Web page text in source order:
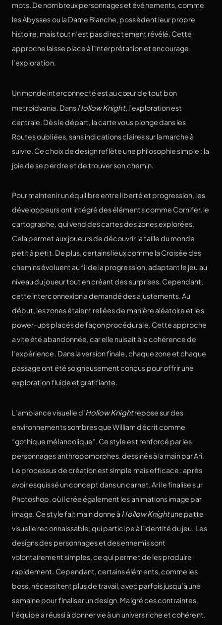
mots. De nombreux personnages et événements, comme
les Abysses ou la Dame Blanche, possèdent leur propre
histoire, mais tout n’est pas directement révélé. Cette
approche laisse place à l’interprétation et encourage
l’exploration.
Un monde interconnecté est au cœur de tout bon
metroidvania. Dans Hollow Knight, l’exploration est
centrale. Dès le départ, la carte vous plonge dans les
Routes oubliées, sans indications claires sur la marche à
suivre. Ce choix de design reflète une philosophie simple : la
joie de se perdre et de trouver son chemin.
Pour maintenir un équilibre entre liberté et progression, les
développeurs ont intégré des éléments comme Cornifer, le
cartographe, qui vend des cartes des zones explorées.
Cela permet aux joueurs de découvrir la taille du monde
petit à petit. De plus, certains lieux comme la Croisée des
chemins évoluent au fil de la progression, adaptant le jeu au
niveau du joueur tout en créant des surprises. Cependant,
cette interconnexion a demandé des ajustements. Au
début, les zones étaient reliées de manière aléatoire et les
power-ups placés de façon procédurale. Cette approche
a vite été abandonnée, car elle nuisait à la cohérence de
l’expérience. Dans la version finale, chaque zone et chaque
passage ont été soigneusement conçus pour offrir une
exploration fluide et gratifiante.
L’ambiance visuelle d’Hollow Knightrepose sur des
environnements sombres que William décrit comme
“gothique mélancolique”. Ce style est renforcé par les
personnages anthropomorphes, dessinés à la main par Ari.
Le processus de création est simple mais efficace : après
avoir esquissé un concept dans un carnet, Ari le finalise sur
Photoshop, où il crée également les animations image par
image. Ce style fait main donne à Hollow Knightune patte
visuelle reconnaissable, qui participe à l’identité du jeu. Les
designs des personnages et des ennemis sont
volontairement simples, ce qui permet de les produire
rapidement. Cependant, certains éléments, comme les
boss, nécessitent plus de travail, avec parfois jusqu’à une
semaine pour finaliser un design. Malgré ces contraintes,
l’équipe a réussi à donner vie à un univers riche et cohérent.